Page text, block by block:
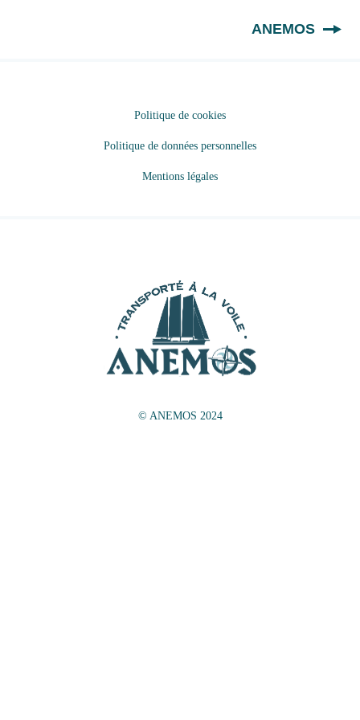
ANEMOS
Politique de cookies
Politique de données personnelles
Mentions légales
© ANEMOS 2024